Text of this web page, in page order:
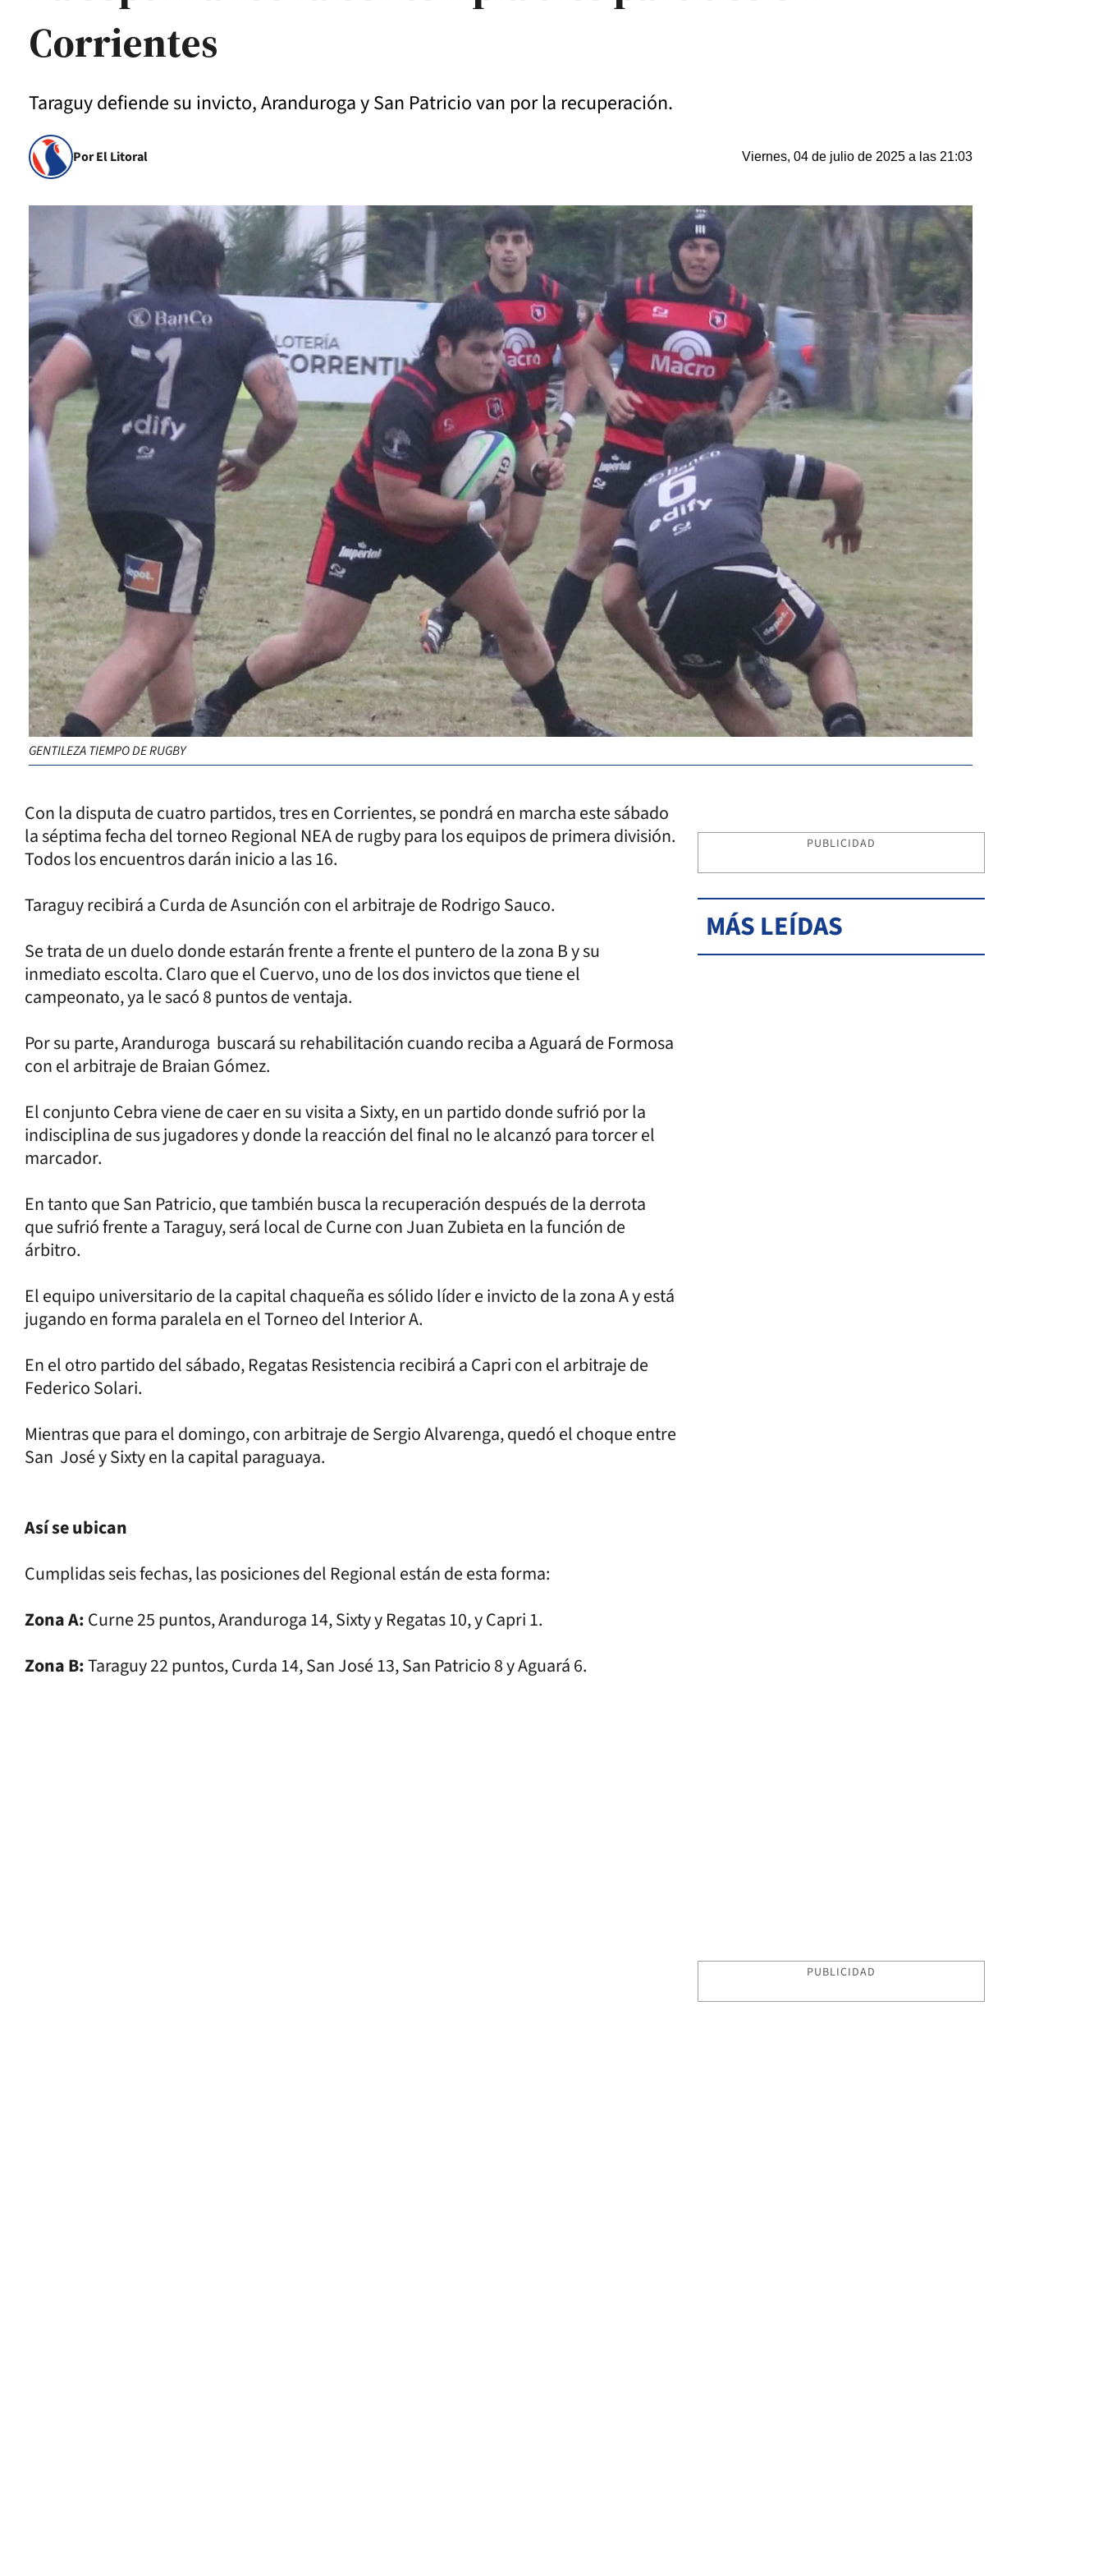
Corrientes
Taraguy defiende su invicto, Aranduroga y San Patricio van por la recuperación.
Por El Litoral Viernes, 04 de julio de 2025 a las 21:03
GENTILEZA TIEMPO DE RUGBY
Con la disputa de cuatro partidos, tres en Corrientes, se pondrá en marcha este sábado
la séptima fecha del torneo Regional NEA de rugby para los equipos de primera división.
Todos los encuentros darán inicio a las 16.
Taraguy recibirá a Curda de Asunción con el arbitraje de Rodrigo Sauco.
Se trata de un duelo donde estarán frente a frente el puntero de la zona B y su
inmediato escolta. Claro que el Cuervo, uno de los dos invictos que tiene el
campeonato, ya le sacó 8 puntos de ventaja.
Por su parte, Aranduroga buscará su rehabilitación cuando reciba a Aguará de Formosa
con el arbitraje de Braian Gómez.
El conjunto Cebra viene de caer en su visita a Sixty, en un partido donde sufrió por la
indisciplina de sus jugadores y donde la reacción del final no le alcanzó para torcer el
marcador.
En tanto que San Patricio, que también busca la recuperación después de la derrota
que sufrió frente a Taraguy, será local de Curne con Juan Zubieta en la función de
árbitro.
El equipo universitario de la capital chaqueña es sólido líder e invicto de la zona A y está
jugando en forma paralela en el Torneo del Interior A.
En el otro partido del sábado, Regatas Resistencia recibirá a Capri con el arbitraje de
Federico Solari.
Mientras que para el domingo, con arbitraje de Sergio Alvarenga, quedó el choque entre
San José y Sixty en la capital paraguaya.
Así se ubican
Cumplidas seis fechas, las posiciones del Regional están de esta forma:
Zona A:Curne 25 puntos, Aranduroga 14, Sixty y Regatas 10, y Capri 1.
Zona B:Taraguy 22 puntos, Curda 14, San José 13, San Patricio 8 y Aguará 6.
PUBLICIDAD
MÁS LEÍDAS
PUBLICIDAD